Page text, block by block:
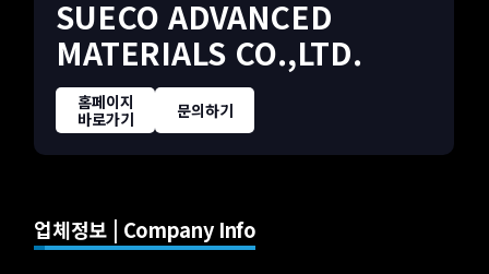
SUECO ADVANCED
MATERIALS CO.,LTD.
홈페이지
바로가기
문의하기
업체정보 | Company Info